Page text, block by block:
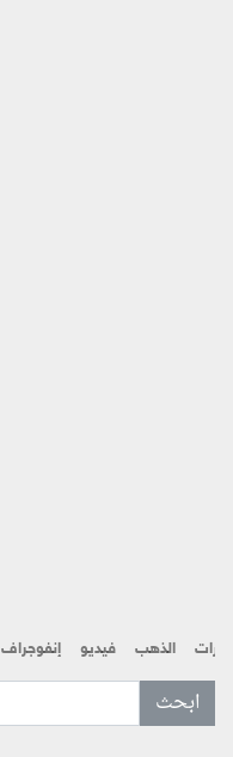
إنفوجراف فيديو الذهب